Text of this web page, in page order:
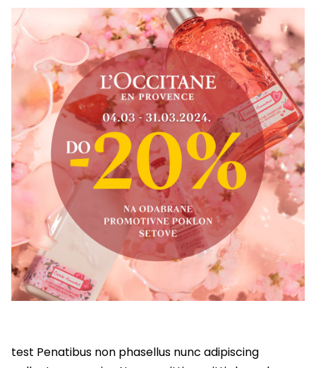
test Penatibus non phasellus nunc adipiscing